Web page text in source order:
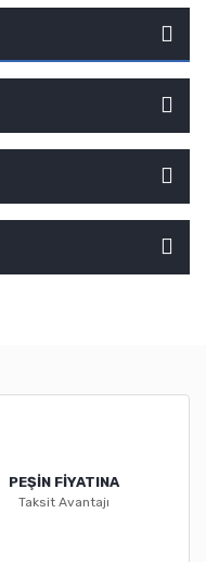
PEŞİN FİYATINA
Taksit Avantajı